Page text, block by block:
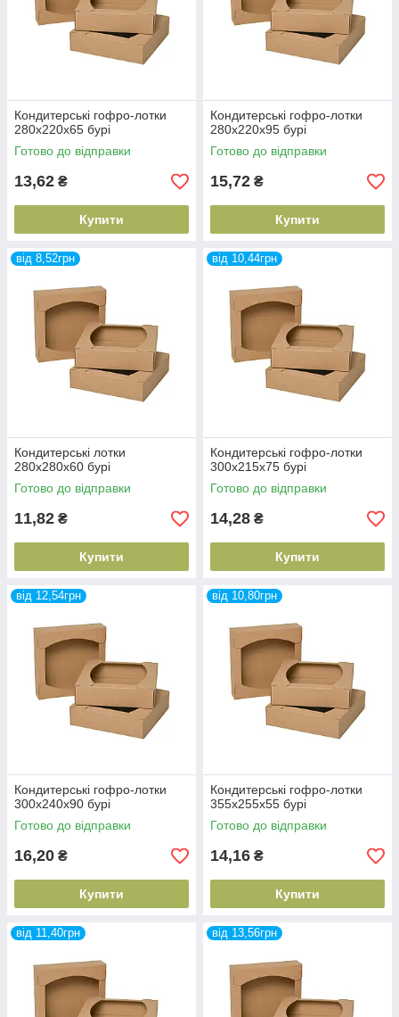
Кондитерські гофро-лотки
280х220х65 бурі
Готово до відправки
13,62 ₴
Купити
Кондитерські гофро-лотки
280х220х95 бурі
Готово до відправки
15,72 ₴
Купити
від 8,52грн
Кондитерські лотки
280х280х60 бурі
Готово до відправки
11,82 ₴
Купити
від 10,44грн
Кондитерські гофро-лотки
300х215х75 бурі
Готово до відправки
14,28 ₴
Купити
від 12,54грн
Кондитерські гофро-лотки
300х240х90 бурі
Готово до відправки
16,20 ₴
Купити
від 10,80грн
Кондитерські гофро-лотки
355х255х55 бурі
Готово до відправки
14,16 ₴
Купити
від 11,40грн від 13,56грн